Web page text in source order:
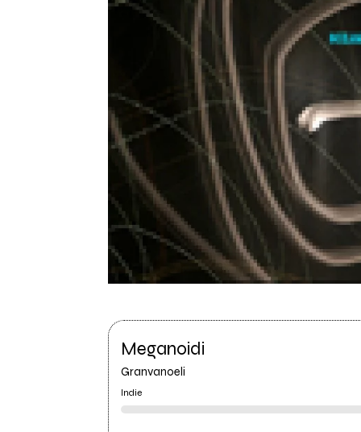
Meganoidi
Granvanoeli
Indie